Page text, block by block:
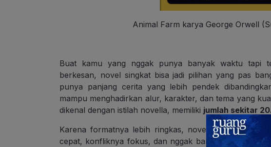
Animal Farm karya George Orwell
Buat kamu yang nggak punya banyak waktu tapi
berkesan, novel singkat bisa jadi pilihan yang pas
punya panjang cerita yang lebih pendek
mampu menghadirkan alur, karakter, dan tema yang
dikenal dengan istilah novella, memiliki jumlah sekitar
Karena formatnya lebih ringkas, novel singkat
cepat, konfliknya fokus, dan nggak banyak subplot